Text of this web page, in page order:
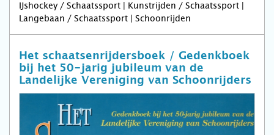
IJshockey / Schaatssport | Kunstrijden / Schaatssport |
Langebaan / Schaatssport | Schoonrijden
Het schaatsenrijdersboek / Gedenkboek
bij het 50-jarig jubileum van de
Landelijke Vereniging van Schoonrijders